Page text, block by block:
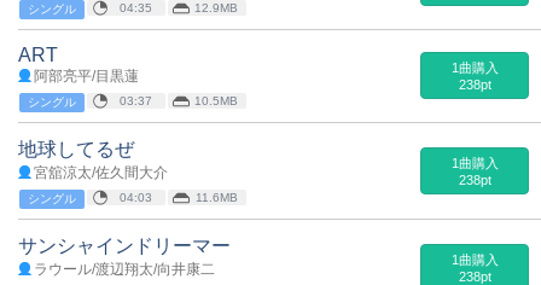
シングル 04:35 12.9MB
ART
阿部亮平/目黒蓮
シングル 03:37 10.5MB
1曲購入
238pt
地球してるぜ
宮舘涼太/佐久間大介
シングル 04:03 11.6MB
1曲購入
238pt
サンシャインドリーマー
ラウール/渡辺翔太/向井康二
1曲購入
238pt